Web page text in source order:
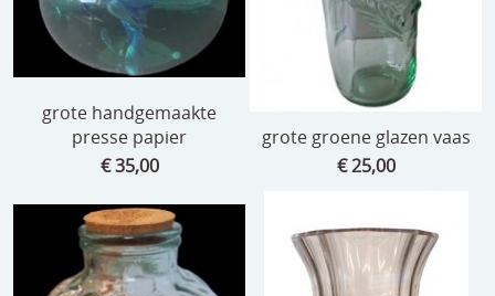
schilderijen
porselein/aardewerk
medailles/munten/bankbiljetten
glaswerk
lamp/luchter
grote handgemaakte
presse papier
€ 35,00
grote groene glazen vaas
€ 25,00